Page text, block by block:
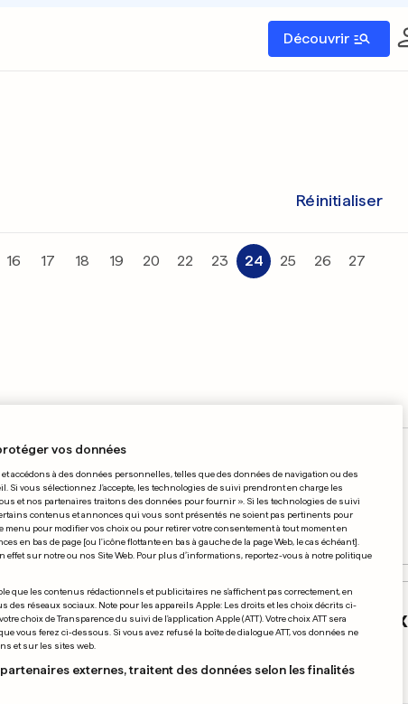
Découvrir
Réinitialiser
16 17 18 19 20 22 23 24 25 26 27
ERUPTION VOLCANIQUE
L'Islande sera-t-elle aux
0 0
vos données
accédons à des données personnelles, telles que des données de navigation ou des
Si vous sélectionnez J'accepte, les technologies de suivi prendront en charge les
et nos partenaires traitons des données pour fournir ». Si les technologies de suivi
contenus et annonces qui vous sont présentés ne soient pas pertinents pour
menu pour modifier vos choix ou pour retirer votre consentement à tout moment en
en bas de page [ou l'icône flottante en bas à gauche de la page Web, le cas échéant].
effet sur notre ou nos Site Web. Pour plus d’informations, reportez-vous à notre politique
que les contenus rédactionnels et publicitaires ne s'affichent pas correctement, en
des réseaux sociaux. Note pour les appareils Apple: Les droits et les choix décrits ci-
choix de Transparence du suivi de l'application Apple (ATT). Votre choix ATT sera
vous ferez ci-dessous. Si vous avez refusé la boîte de dialogue ATT, vos données ne
et sur les sites web.
externes, traitent des données selon les finalités